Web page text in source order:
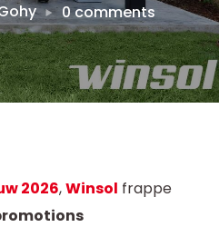
0 comments
2026,Winsol frappe